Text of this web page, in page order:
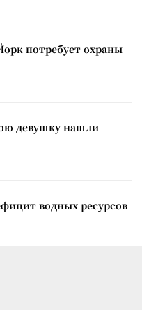
потребует охраны
девушку нашли
водных ресурсов